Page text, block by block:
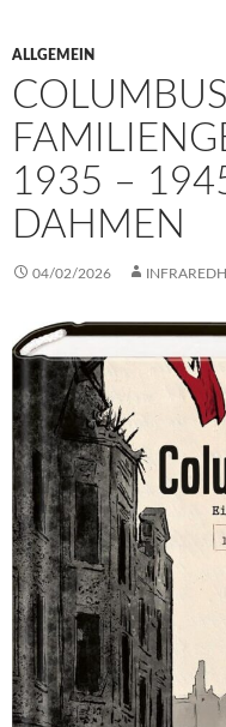
ALLGEMEIN
935 – 1945
AHMEN
04/02/2026